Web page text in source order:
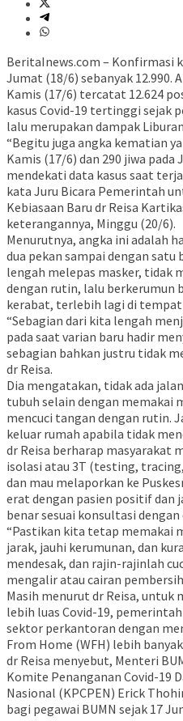
BeritaInews.com – Konfirmasi
Jumat (18/6) sebanyak 12.990.
Kamis (17/6) tercatat 12.624
kasus Covid-19 tertinggi sejak
lalu merupakan dampak
“Begitu juga angka kematian
Kamis (17/6) dan 290 jiwa pada
mendekati data kasus saat
kata Juru Bicara Pemerintah
Kebiasaan Baru dr Reisa
keterangannya, Minggu (20/6).
Menurutnya, angka ini adalah
dua pekan sampai dengan
lengah melepas masker, tidak
dengan rutin, lalu berkerumun
kerabat, terlebih lagi di
“Sebagian dari kita lengah
pada saat varian baru hadir
sebagian bahkan justru tidak
dr Reisa.
Dia mengatakan, tidak ada
tubuh selain dengan memakai
mencuci tangan dengan rutin.
keluar rumah apabila tidak
dr Reisa berharap masyarakat
isolasi atau 3T (testing,
dan mau melaporkan ke
erat dengan pasien positif dan
benar sesuai konsultasi dengan
“Pastikan kita tetap memakai
jarak, jauhi kerumunan, dan
mendesak, dan rajin-rajinlah
mengalir atau cairan
Masih menurut dr Reisa, untuk
lebih luas Covid-19,
sektor perkantoran dengan
From Home (WFH) lebih
dr Reisa menyebut, Menteri
Komite Penanganan Covid-19
Nasional (KPCPEN) Erick
bagi pegawai BUMN sejak 17